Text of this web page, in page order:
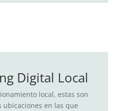
Digital Local
local, estas son
ubicaciones en las que